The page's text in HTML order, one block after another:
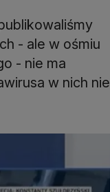
- ale w ośmiu
- nie ma
w nich nie